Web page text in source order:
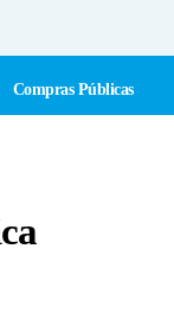
Compras Públicas